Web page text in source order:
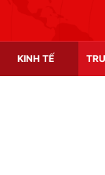
KINH TẾ